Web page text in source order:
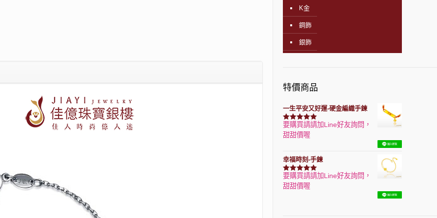
K金
鋼飾
銀飾
特價商品
一生平安又好運-硬金編織手鍊
評分7740滿分 5
要購買請請加Line好友詢問，
甜甜價喔
幸福時刻-手鍊
評分3150滿分 5
要購買請請加Line好友詢問，
甜甜價喔